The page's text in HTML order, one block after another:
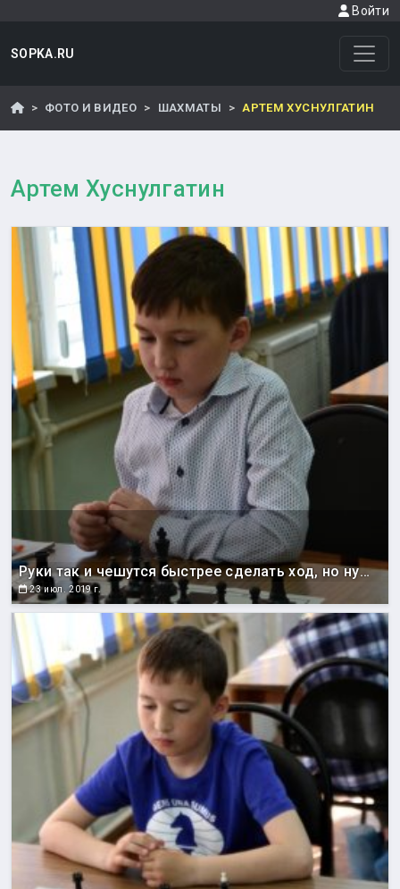
Войти
SOPKA.RU
ФОТО И ВИДЕО ШАХМАТЫ АРТЕМ ХУСНУЛГАТИН
Артем Хуснулгатин
Руки так и чешутся быстрее сделать ход, но нужно держать себя в руках и сначала подумать
23 июл. 2019 г.